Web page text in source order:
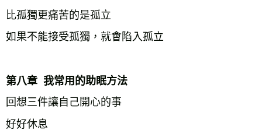
比孤獨更痛苦的是孤立
如果不能接受孤獨，就會陷入孤立
第八章  我常用的助眠方法
回想三件讓自己開心的事
好好休息